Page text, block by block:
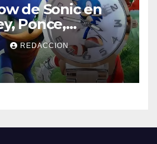
de Sonic en
Ponce,
y Humacao,
para el que
REDACCION